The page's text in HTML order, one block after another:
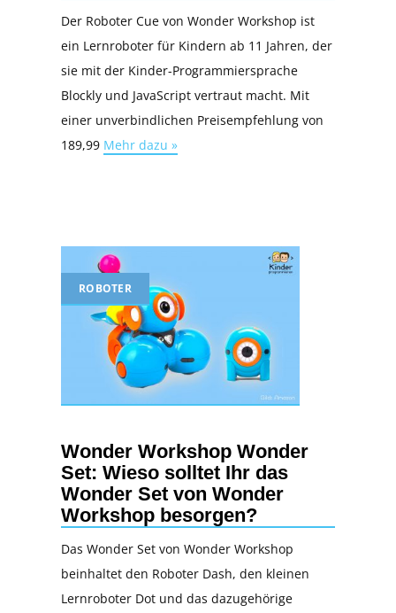
Der Roboter Cue von Wonder Workshop ist
ein Lernroboter für Kindern ab 11 Jahren, der
sie mit der Kinder-Programmiersprache
Blockly und JavaScript vertraut macht. Mit
einer unverbindlichen Preisempfehlung von
189,99 Mehr dazu »
ROBOTER
Wonder Workshop Wonder
Set: Wieso solltet Ihr das
Wonder Set von Wonder
Workshop besorgen?
Das Wonder Set von Wonder Workshop
beinhaltet den Roboter Dash, den kleinen
Lernroboter Dot und das dazugehörige